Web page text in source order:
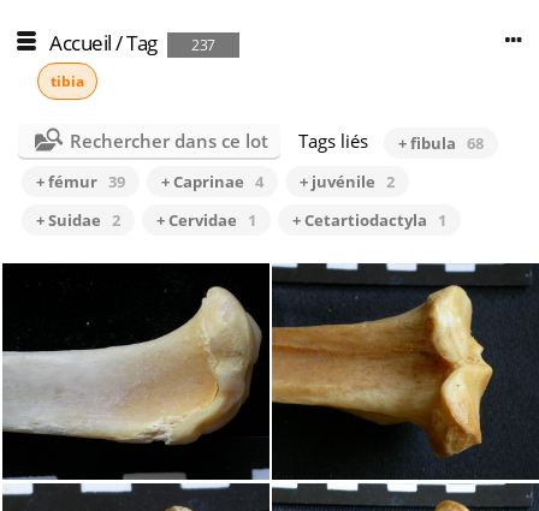
Accueil/Tag
237
tibia
Rechercher dans ce lot Tags liés + fibula 68
+ fémur 39 + Caprinae 4 + juvénile 2
+ Suidae 2 + Cervidae 1 + Cetartiodactyla 1